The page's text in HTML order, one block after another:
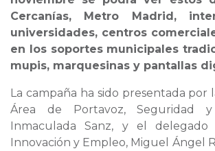
Cercanías, Metro Madrid,
universidades, centros
en los soportes municipales
mupis, marquesinas y pantallas
La campaña ha sido presentada por
Área de Portavoz, Seguridad y
Inmaculada Sanz, y el delegado
Innovación y Empleo, Miguel Ángel